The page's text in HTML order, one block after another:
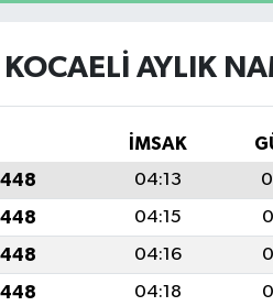
KOCAELI AYLIK
İMSAK
04:13
04:15
04:16
04:18